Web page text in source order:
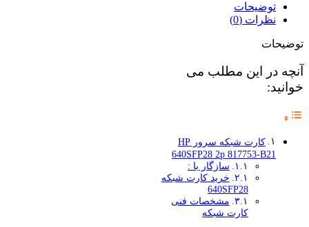
توضیحات
نظرات (0)
توضیحات
آنچه در این مطلب می
خوانید:
کارت شبکه سرور HP
640SFP28 2p 817753-B21
سازگار با :
خرید کارت شبکه
640SFP28
مشخصات فنی
کارت شبکه